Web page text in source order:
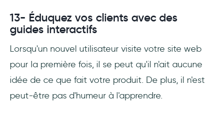
13- Éduquez vos clients avec des
guides interactifs
Lorsqu'un nouvel utilisateur visite votre site web
pour la première fois, il se peut qu'il n'ait aucune
idée de ce que fait votre produit. De plus, il n'est
peut-être pas d'humeur à l'apprendre.